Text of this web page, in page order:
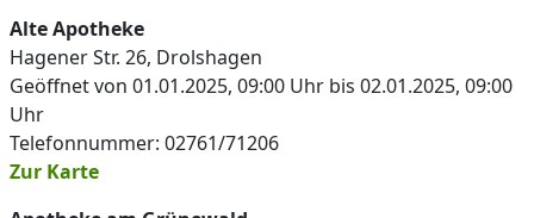
Alte Apotheke
Hagener Str. 26, Drolshagen
Geöffnet von 01.01.2025, 09:00 Uhr bis 02.01.2025, 09:00
Uhr
Telefonnummer: 02761/71206
Zur Karte